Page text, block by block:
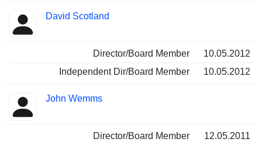
David Scotland
Director/Board Member
10.05.2012
Independent Dir/Board Member
10.05.2012
John Wemms
Director/Board Member 12.05.2011